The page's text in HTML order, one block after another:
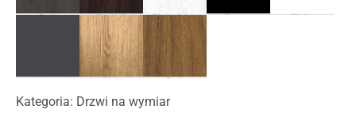
Dąb
Orzech
Włoski CPL
Biały Sibiu
FF
Czarny
Biały
Antracyt
Dąb
Dąb
Kategoria: Drzwi na wymiar